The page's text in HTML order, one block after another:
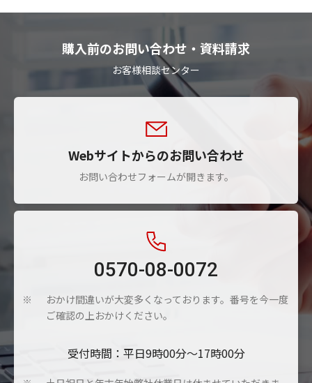
購入前のお問い合わせ・資料請求
お客様相談センター
Webサイトからのお問い合わせ
お問い合わせフォームが開きます。
0570-08-0072
※
おかけ間違いが大変多くなっております。番号を今一度
ご確認の上おかけください。
受付時間：平日9時00分～17時00分